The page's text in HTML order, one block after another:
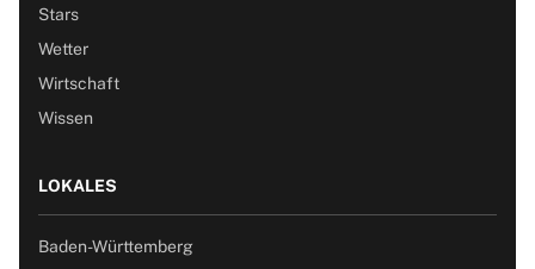
Stars
Wetter
Wirtschaft
Wissen
LOKALES
Baden-Württemberg